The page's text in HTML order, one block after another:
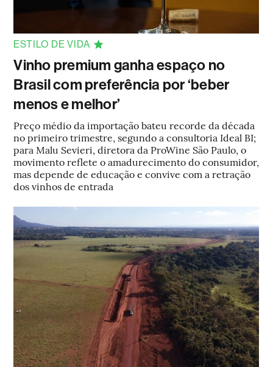
ESTILO DE VIDA
Vinho premium ganha espaço no
Brasil com preferência por ‘beber
menos e melhor’
Preço médio da importação bateu recorde da década
no primeiro trimestre, segundo a consultoria Ideal BI;
para Malu Sevieri, diretora da ProWine São Paulo, o
movimento reflete o amadurecimento do consumidor,
mas depende de educação e convive com a retração
dos vinhos de entrada